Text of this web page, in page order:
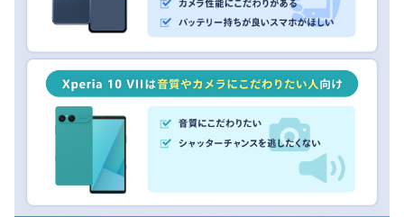
連続通話・連続待受時間はAQUOS sense10が圧倒
的
サウンド・音質・スピーカーを比較
迫力ある音響を楽しみたいならフロントステレオの
Xperia 10 VIIに軍配
Xperia 10 VIIはイヤホンジャック搭載
Xperia 10 VIIならいつもの音楽もAIで音質向上